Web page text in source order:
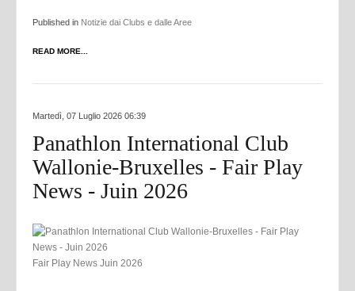
Published in Notizie dai Clubs e dalle Aree
READ MORE...
Martedì, 07 Luglio 2026 06:39
Panathlon International Club
Wallonie-Bruxelles - Fair Play
News - Juin 2026
Fair Play News Juin 2026